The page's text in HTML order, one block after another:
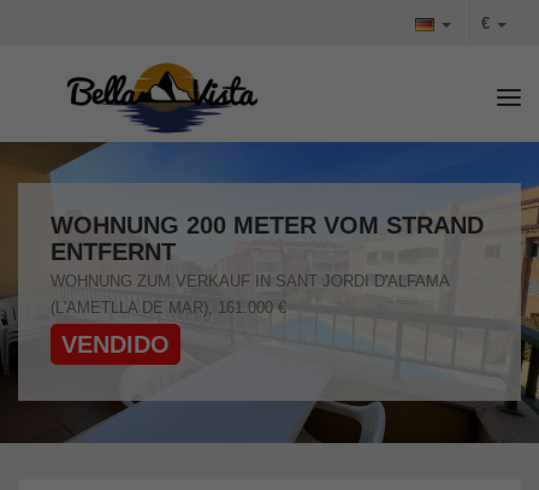
€
WOHNUNG 200 METER VOM STRAND
ENTFERNT
WOHNUNG ZUM VERKAUF IN SANT JORDI D'ALFAMA
(L'AMETLLA DE MAR), 161.000 €
VENDIDO